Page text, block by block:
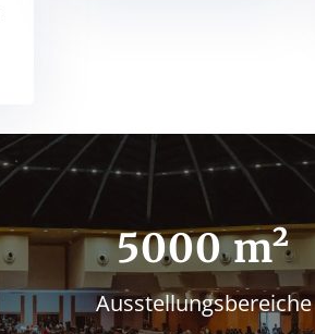
5000 m²
Ausstellungsbereiche